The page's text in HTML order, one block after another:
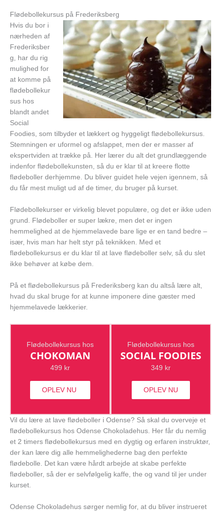
Flødebollekursus på Frederiksberg
Hvis du bor i
nærheden af
Frederiksber
g, har du rig
mulighed for
at komme på
flødebollekur
sus hos
blandt andet
Social
Foodies, som tilbyder et lækkert og hyggeligt flødebollekursus.
Stemningen er uformel og afslappet, men der er masser af
ekspertviden at trække på. Her lærer du alt det grundlæggende
indenfor flødebollekunsten, så du er klar til at kreere flotte
flødeboller derhjemme. Du bliver guidet hele vejen igennem, så
du får mest muligt ud af de timer, du bruger på kurset.
Flødebollekurser er virkelig blevet populære, og det er ikke uden
grund. Flødeboller er super lækre, men det er ingen
hemmelighed at de hjemmelavede bare lige er en tand bedre –
især, hvis man har helt styr på teknikken. Med et
flødebollekursus er du klar til at lave flødeboller selv, så du slet
ikke behøver at købe dem.
På et flødebollekursus på Frederiksberg kan du altså lære alt,
hvad du skal bruge for at kunne imponere dine gæster med
hjemmelavede lækkerier.
Flødebollekursus hos
CHOKOMAN
499 kr
OPLEV NU
Flødebollekursus hos
SOCIAL FOODIES
349 kr
OPLEV NU
Vil du lære at lave flødeboller i Odense? Så skal du overveje et
flødebollekursus hos Odense Chokoladehus. Her får du nemlig
et 2 timers flødebollekursus med en dygtig og erfaren instruktør,
der kan lære dig alle hemmelighederne bag den perfekte
flødebolle. Det kan være hårdt arbejde at skabe perfekte
flødeboller, så der er selvfølgelig kaffe, the og vand til jer under
kurset.
Odense Chokoladehus sørger nemlig for, at du bliver instrueret